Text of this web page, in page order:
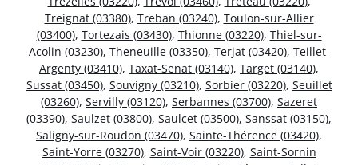
Treignat (03380), Treban (03240), Toulon-sur-Allier
(03400), Tortezais (03430), Thionne (03220), Thiel-sur-
Acolin (03230), Theneuille (03350), Terjat (03420), Teillet-
Argenty (03410), Taxat-Senat (03140), Target (03140),
Sussat (03450), Souvigny (03210), Sorbier (03220), Seuillet
(03260), Servilly (03120), Serbannes (03700), Sazeret
(03390), Saulzet (03800), Saulcet (03500), Sanssat (03150),
Saligny-sur-Roudon (03470), Sainte-Thérence (03420),
Saint-Yorre (03270), Saint-Voir (03220), Saint-Sornin